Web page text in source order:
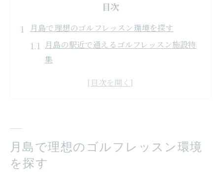
目次
月島で理想のゴルフレッスン環境を探す
月島の駅近で通えるゴルフレッスン施設特
集
中央区で人気のゴルフレッスン環境の特徴
月島で快適に続けられる練習場所の選択肢
快適なゴルフレッスンを東京都中央区で体験
月島で理想のゴルフレッスン環境
を探す